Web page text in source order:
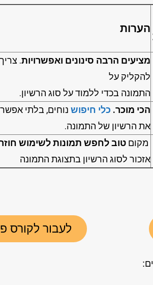
הערות
מציעים הרבה סינונים ואפשרויות. צריך
להקליק על
התמונה בכדי ללמוד על סוג הרשיון.
הכי מוכר. כלי חיפוש נוחים, בלתי
את הרשיון של התמונה.
מקום טוב לחפש תמונות לשימוש
אזכור לסוג הרשיון בתצוגת התמונה
לעבור לקורס